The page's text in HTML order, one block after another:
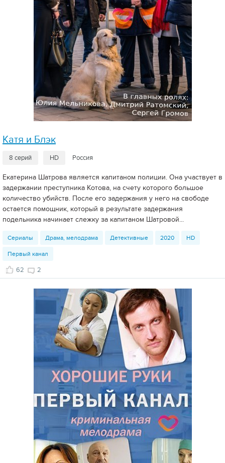
Катя и Блэк
8 серий HD Россия
Екатерина Шатрова является капитаном полиции. Она участвует в
задержании преступника Котова, на счету которого большое
количество убийств. После его задержания у него на свободе
остается помощник, который в результате задержания
подельника начинает слежку за капитаном Шатровой...
Сериалы Драма, мелодрама Детективные 2020 HD
Первый канал
62 2